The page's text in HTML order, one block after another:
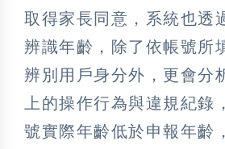
取得家長同意，系統也透
辨識年齡，除了依帳號所
辨別用戶身分外，更會分
上的操作行為與違規紀錄
號實際年齡低於申報年齡